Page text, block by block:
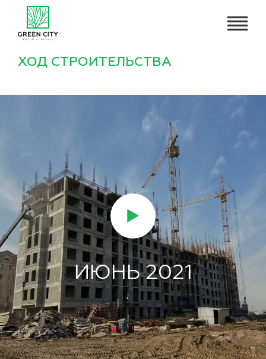
ХОД СТРОИТЕЛЬСТВА
ИЮНЬ 2021